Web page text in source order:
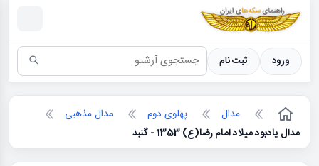
سکه ها ؛ راهنمای سکه شناسی
ورود ثبت نام
مدال پهلوی دوم
مدال مذهبی
مدال یادبود میلاد امام رضا(ع) 1353 - گنبد